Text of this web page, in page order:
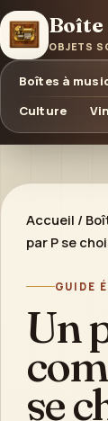
Boîte
OBJETS
Boîtes à
Culture
Accueil /
par P se
GUIDE
Un
se